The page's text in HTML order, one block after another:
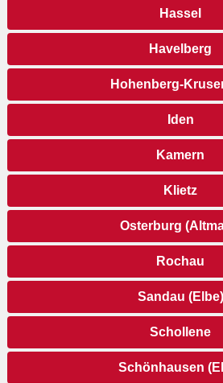
Hassel
Havelberg
Hohenberg-
Iden
Kamern
Klietz
Osterburg
Rochau
Sandau (Elbe)
Schollene
Schönhausen